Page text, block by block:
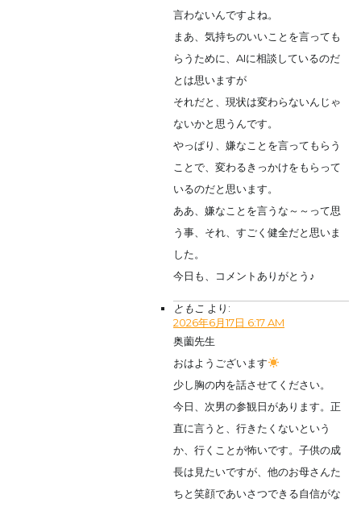
言わないんですよね。
まあ、気持ちのいいことを言っても
らうために、AIに相談しているのだ
とは思いますが
それだと、現状は変わらないんじゃ
ないかと思うんです。
やっぱり、嫌なことを言ってもらう
ことで、変わるきっかけをもらって
いるのだと思います。
ああ、嫌なことを言うな～～って思
う事、それ、すごく健全だと思いま
した。
今日も、コメントありがとう♪
ともこ より:
2026年6月17日 6:17 AM
奥薗先生
おはようございます
少し胸の内を話させてください。
今日、次男の参観日があります。正
直に言うと、行きたくないという
か、行くことが怖いです。子供の成
長は見たいですが、他のお母さんた
ちと笑顔であいさつできる自信がな